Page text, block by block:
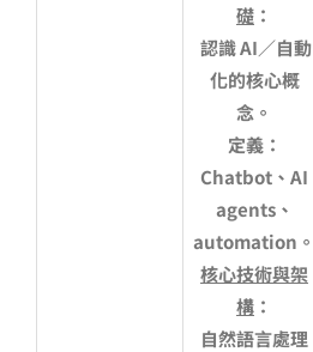
礎 ：
認識 AI／自動
化的核心概
念。
定義：
Chatbot、AI
agents、
automation。
核心技術與架
構 ：
自然語言處理